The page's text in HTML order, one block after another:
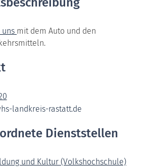
uns mit dem Auto und den
landkreis-rastatt.de
Dienststellen
und Kultur (Volkshochschule)